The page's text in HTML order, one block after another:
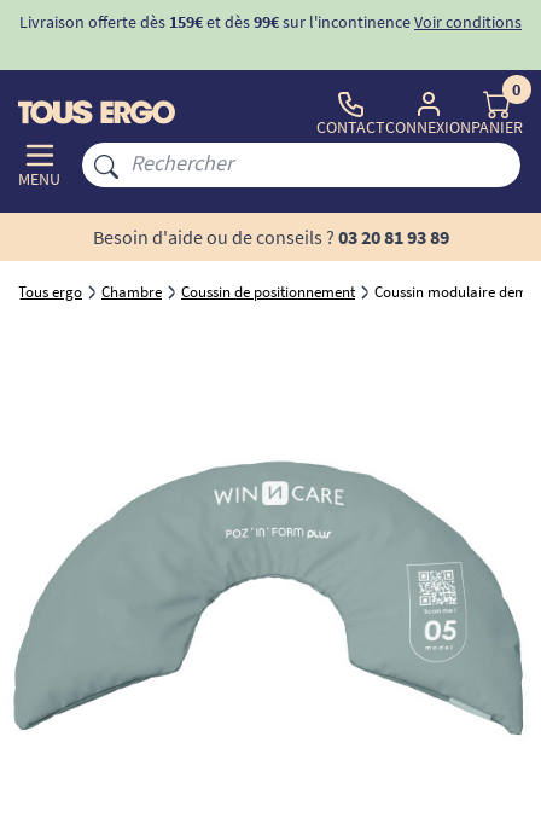
Livraison offerte dès 159€et dès99€sur l'incontinenceVoir conditions
MENU
CONTACTCONNEXION
0
PANIER
Besoin d'aide ou de conseils ? 03 20 81 93 89
Tous ergo Chambre Coussin de positionnement Coussin modulaire